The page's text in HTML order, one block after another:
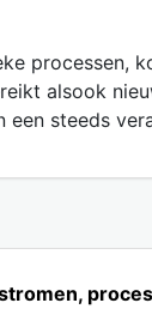
processen,
alsook
steeds